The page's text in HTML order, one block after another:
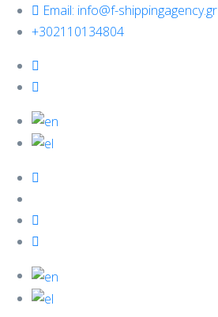
Email: info@f-shippingagency.gr
+302110134804